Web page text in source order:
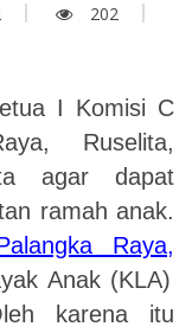
202
I Komisi C
Ruselita,
agar dapat
ramah anak.
Raya,
Anak (KLA)
karena itu